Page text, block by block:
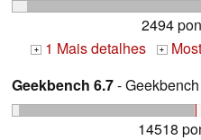
2494
+ 1 Mais detalhes +
Geekbench 6.7-
14518